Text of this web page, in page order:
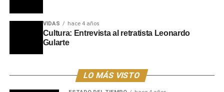
VIDAS hace 4 años
Cultura: Entrevista al retratista Leonardo
Gularte
LO MÁS VISTO